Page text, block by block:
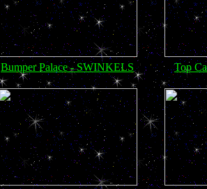
Bumper Palace - SWINKELS Top